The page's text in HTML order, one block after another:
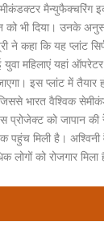
मैन्युफैक्चरिंग
भी दिया। उनके
कहा कि यह प्लांट
महिलाएं यहां
इस प्लांट में
भारत वैश्विक
को जापान की
मिली है। अश्विनी
को रोजगार मिला